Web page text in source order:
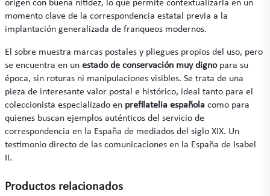
origen con buena nitidez, lo que permite contextualizarla en un
momento clave de la correspondencia estatal previa a la
implantación generalizada de franqueos modernos.
El sobre muestra marcas postales y pliegues propios del uso, pero
se encuentra en un estado de conservación muy dignopara su
época, sin roturas ni manipulaciones visibles. Se trata de una
pieza de interesante valor postal e histórico, ideal tanto para el
coleccionista especializado en prefilatelia española como para
quienes buscan ejemplos auténticos del servicio de
correspondencia en la España de mediados del siglo XIX. Un
testimonio directo de las comunicaciones en la España de Isabel
II.
Productos relacionados